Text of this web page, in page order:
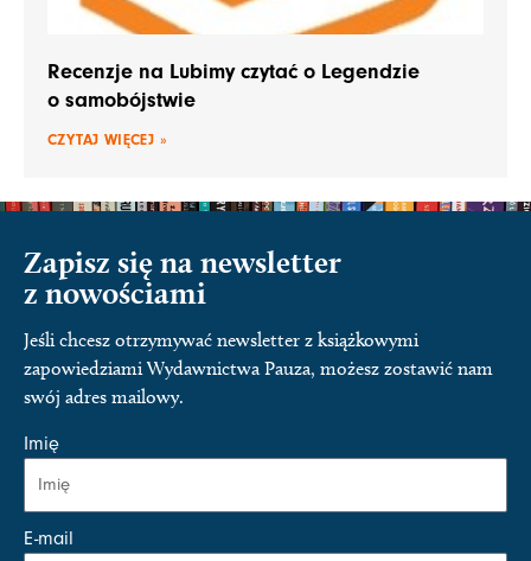
Recenzje na Lubimy czytać o Legendzie
o samobójstwie
CZYTAJ WIĘCEJ »
Zapisz się na newsletter
z nowościami
Jeśli chcesz otrzymywać newsletter z książkowymi
zapowiedziami Wydawnictwa Pauza, możesz zostawić nam
swój adres mailowy.
Imię
E-mail